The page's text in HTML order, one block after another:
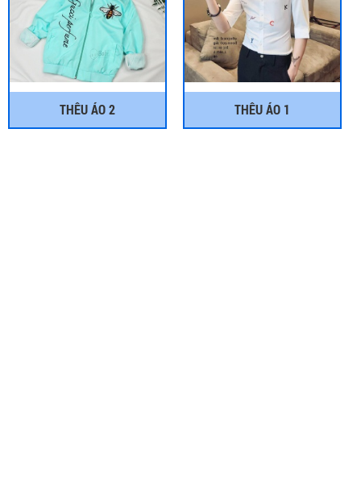
THÊU ÁO 2 THÊU ÁO 1